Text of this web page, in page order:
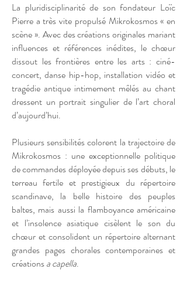
La pluridisciplinarité de son fondateur Loïc
Pierre a très vite propulsé Mikrokosmos « en
scène ». Avec des créations originales mariant
influences et références inédites, le chœur
dissout les frontières entre les arts : ciné-
concert, danse hip-hop, installation vidéo et
tragédie antique intimement mêlés au chant
dressent un portrait singulier de l’art choral
d’aujourd’hui.
Plusieurs sensibilités colorent la trajectoire de
Mikrokosmos : une exceptionnelle politique
de commandes déployée depuis ses débuts, le
terreau fertile et prestigieux du répertoire
scandinave, la belle histoire des peuples
baltes, mais aussi la flamboyance américaine
et l’insolence asiatique cisèlent le son du
chœur et consolident un répertoire alternant
grandes pages chorales contemporaines et
créationsa capella.